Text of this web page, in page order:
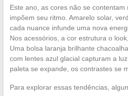
Este ano, as cores não se
impõem seu ritmo. Amarelo solar,
cada nuance infunde uma nova
Nos acessórios, a cor estrutura o
Uma bolsa laranja brilhante
com lentes azul glacial capturam a
paleta se expande, os contrastes se
Para explorar essas tendências,